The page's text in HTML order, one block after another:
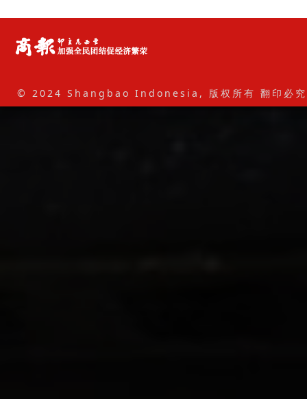
© 2024 Shangbao Indonesia, 版权所有 翻印必